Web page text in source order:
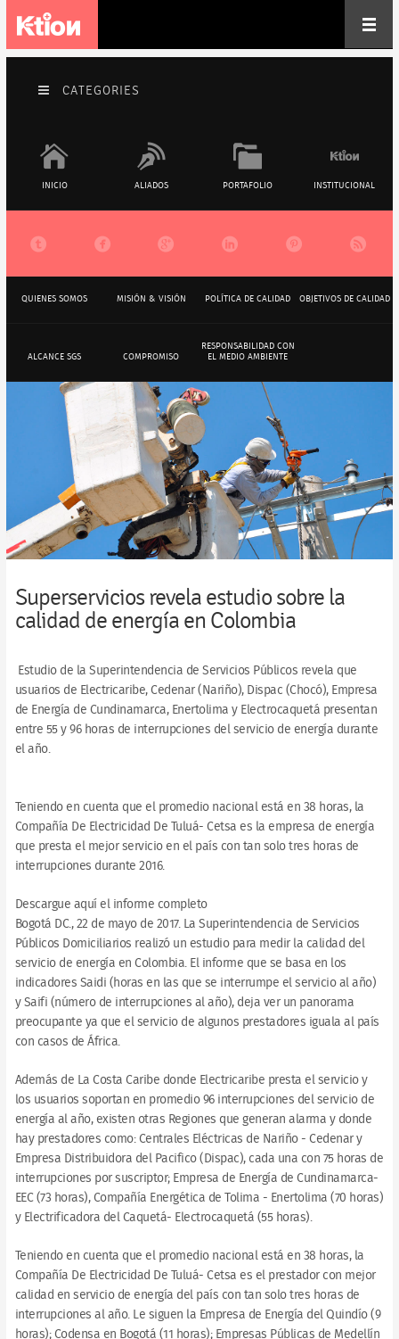
CATEGORIES
INICIO ALIADOS PORTAFOLIO INSTITUCIONAL
     
QUIENES SOMOS MISIÓN & VISIÓN POLÍTICA DE CALIDAD OBJETIVOS DE CALIDAD
ALCANCE SGS COMPROMISO
RESPONSABILIDAD CON
EL MEDIO AMBIENTE
Superservicios revela estudio sobre la
calidad de energía en Colombia
Estudio de la Superintendencia de Servicios Públicos revela que
usuarios de Electricaribe, Cedenar (Nariño), Dispac (Chocó), Empresa
de Energía de Cundinamarca, Enertolima y Electrocaquetá presentan
entre 55 y 96 horas de interrupciones del servicio de energía durante
el año.
Teniendo en cuenta que el promedio nacional está en 38 horas, la
Compañía De Electricidad De Tuluá- Cetsa es la empresa de energía
que presta el mejor servicio en el país con tan solo tres horas de
interrupciones durante 2016.
Descargue aquí el informe completo
Bogotá DC., 22 de mayo de 2017. La Superintendencia de Servicios
Públicos Domiciliarios realizó un estudio para medir la calidad del
servicio de energía en Colombia. El informe que se basa en los
indicadores Saidi (horas en las que se interrumpe el servicio al año)
y Saifi (número de interrupciones al año), deja ver un panorama
preocupante ya que el servicio de algunos prestadores iguala al país
con casos de África.
Además de La Costa Caribe donde Electricaribe presta el servicio y
los usuarios soportan en promedio 96 interrupciones del servicio de
energía al año, existen otras Regiones que generan alarma y donde
hay prestadores como: Centrales Eléctricas de Nariño - Cedenar y
Empresa Distribuidora del Pacifico (Dispac), cada una con 75 horas de
interrupciones por suscriptor; Empresa de Energía de Cundinamarca-
EEC (73 horas), Compañía Energética de Tolima - Enertolima (70 horas)
y Electrificadora del Caquetá- Electrocaquetá (55 horas).
Teniendo en cuenta que el promedio nacional está en 38 horas, la
Compañía De Electricidad De Tuluá- Cetsa es el prestador con mejor
calidad en servicio de energía del país con tan solo tres horas de
interrupciones al año. Le siguen la Empresa de Energía del Quindío (9
horas); Codensa en Bogotá (11 horas); Empresas Públicas de Medellín